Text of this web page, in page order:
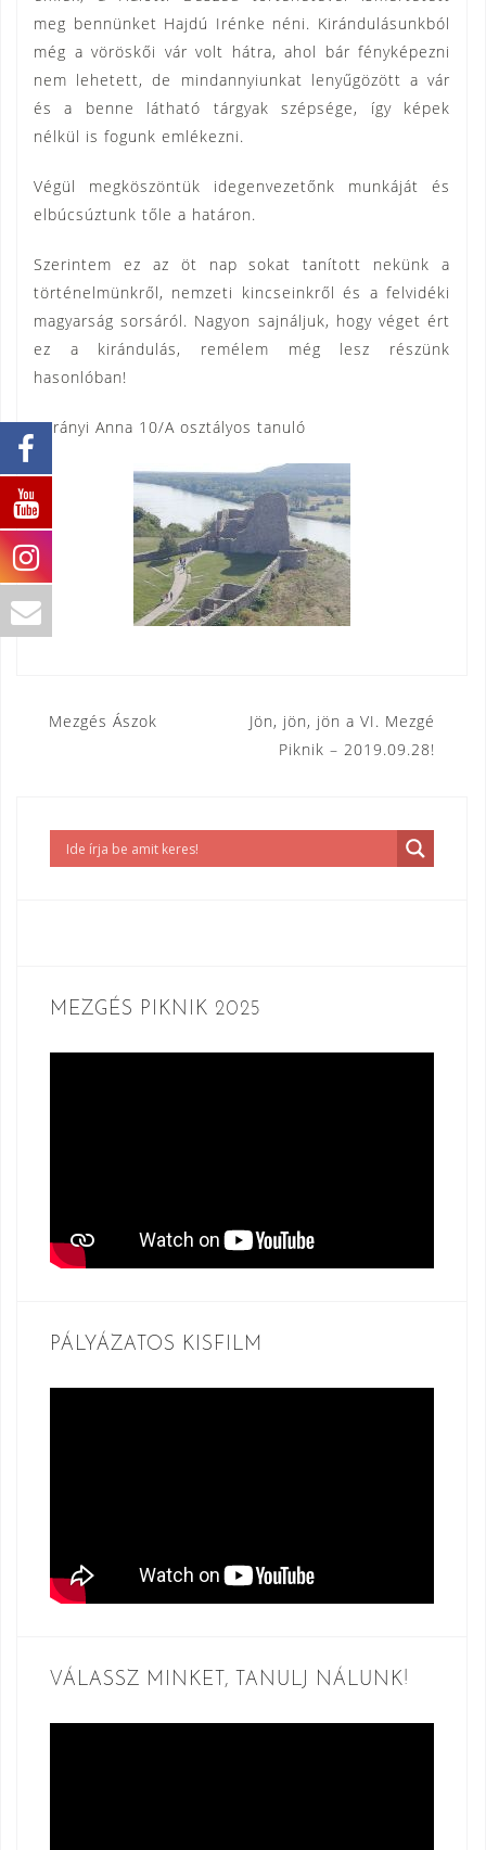
meg bennünket Hajdú Irénke néni. Kirándulásunkból
még a vöröskői vár volt hátra, ahol bár fényképezni
nem lehetett, de mindannyiunkat lenyűgözött a vár
és a benne látható tárgyak szépsége, így képek
nélkül is fogunk emlékezni.
Végül megköszöntük idegenvezetőnk munkáját és
elbúcsúztunk tőle a határon.
Szerintem ez az öt nap sokat tanított nekünk a
történelmünkről, nemzeti kincseinkről és a felvidéki
magyarság sorsáról. Nagyon sajnáljuk, hogy véget ért
ez a kirándulás, remélem még lesz részünk
hasonlóban!
Surányi Anna 10/A osztályos tanuló
Bejegyzés
Mezgés Ászok
Jön, jön, jön a VI. Mezgé
Piknik – 2019.09.28!
MEZGÉS PIKNIK 2025
PÁLYÁZATOS KISFILM
VÁLASSZ MINKET, TANULJ NÁLUNK!